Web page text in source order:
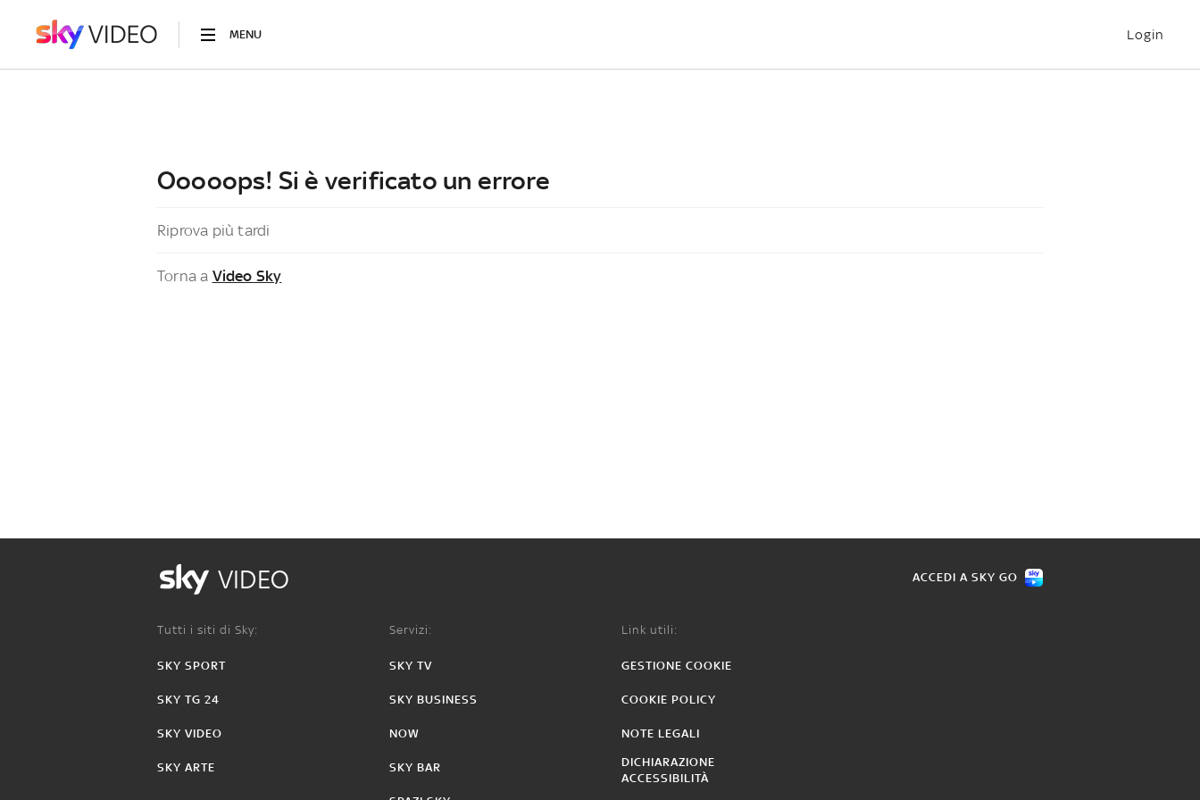
MENU Login
Ooooops! Si è verificato un errore
Riprova più tardi
Torna a Video Sky
VIDEO ACCEDI A SKY GO
Tutti i siti di Sky:
SKY SPORT
SKY TG 24
SKY VIDEO
SKY ARTE
Servizi:
SKY TV
SKY BUSINESS
NOW
SKY BAR
Link utili:
GESTIONE COOKIE
COOKIE POLICY
NOTE LEGALI
DICHIARAZIONE
ACCESSIBILITÀ